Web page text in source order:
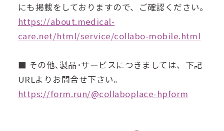
にも掲載をしておりますので、ご確認ください｡
https://about.medical-
care.net/html/service/collabo-mobile.html
■ その他､製品･サービスにつきましては、下記
URLよりお問合せ下さい｡
https://form.run/@collaboplace-hpform